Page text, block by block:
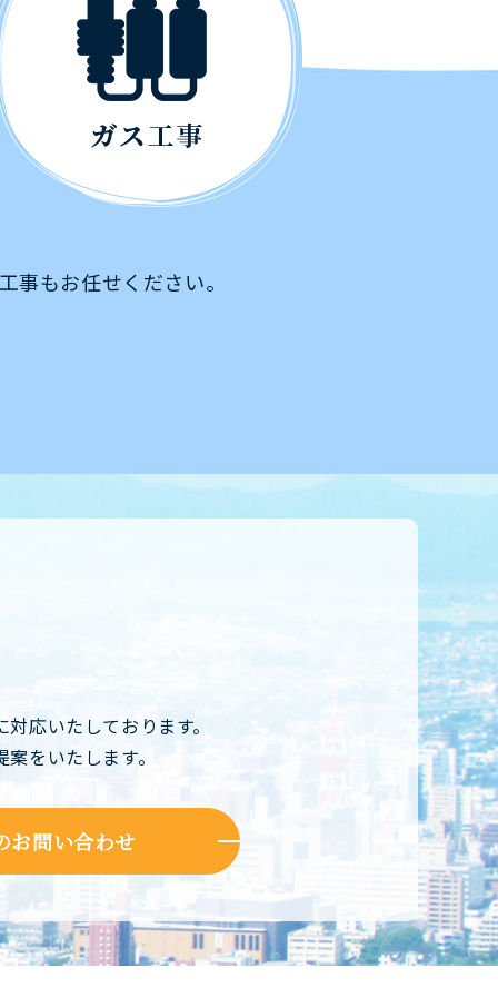
もお任せください。
応いたしております。
をいたします。
お問い合わせ